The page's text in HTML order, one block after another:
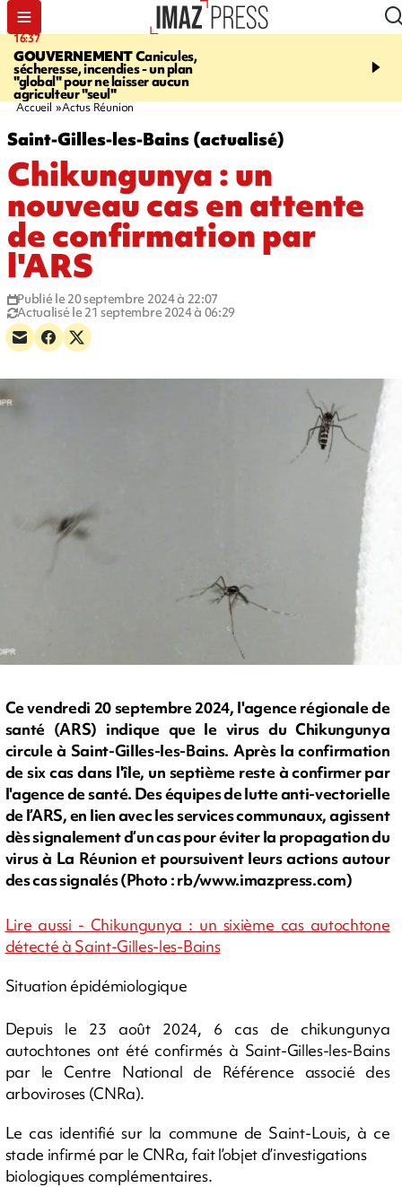
16:37
GOUVERNEMENTCanicules,
sécheresse, incendies - un plan
"global" pour ne laisser aucun
agriculteur "seul"
20:23
interpellé, coprs
Accueil Actus Réunion
Saint-Gilles-les-Bains (actualisé)
Chikungunya : un
nouveau cas en attente
de confirmation par
l'ARS
Publié le 20 septembre 2024 à 22:07
Actualisé le 21 septembre 2024 à 06:29
Ce vendredi 20 septembre 2024, l'agence régionale de
santé (ARS) indique que le virus du Chikungunya
circule à Saint-Gilles-les-Bains. Après la confirmation
de six cas dans l'île, un septième reste à confirmer par
l'agence de santé. Des équipes de lutte anti-vectorielle
de l’ARS, en lien avec les services communaux, agissent
dès signalement d’un cas pour éviter la propagation du
virus à La Réunion et poursuivent leurs actions autour
des cas signalés (Photo : rb/www.imazpress.com)
Lire aussi - Chikungunya : un sixième cas autochtone
détecté à Saint-Gilles-les-Bains
Situation épidémiologique
Depuis le 23 août 2024, 6 cas de chikungunya
autochtones ont été confirmés à Saint-Gilles-les-Bains
par le Centre National de Référence associé des
arboviroses (CNRa).
Le cas identifié sur la commune de Saint-Louis, à ce
stade infirmé par le CNRa, fait l’objet d’investigations
biologiques complémentaires.